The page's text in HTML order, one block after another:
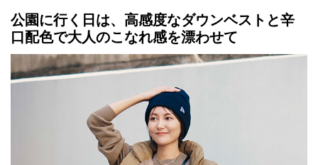
公園に行く日は、高感度なダウンベストと辛
口配色で大人のこなれ感を漂わせて